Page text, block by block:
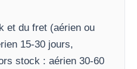
et du fret (aérien ou
15-30 jours,
stock : aérien 30-60